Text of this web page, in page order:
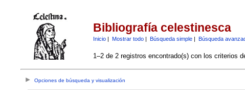
Bibliografía celestinesca
Inicio| Mostrar todo| Búsqueda simple| Búsqueda
1–2 de 2 registros encontrado(s) con los criterios
Opciones de búsqueda y visualización